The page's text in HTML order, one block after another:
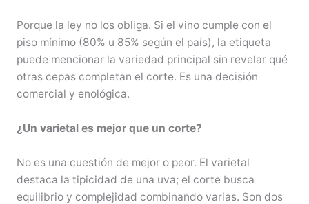
Porque la ley no los obliga. Si el vino cumple con el
piso mínimo (80% u 85% según el país), la etiqueta
puede mencionar la variedad principal sin revelar qué
otras cepas completan el corte. Es una decisión
comercial y enológica.
¿Un varietal es mejor que un corte?
No es una cuestión de mejor o peor. El varietal
destaca la tipicidad de una uva; el corte busca
equilibrio y complejidad combinando varias. Son dos